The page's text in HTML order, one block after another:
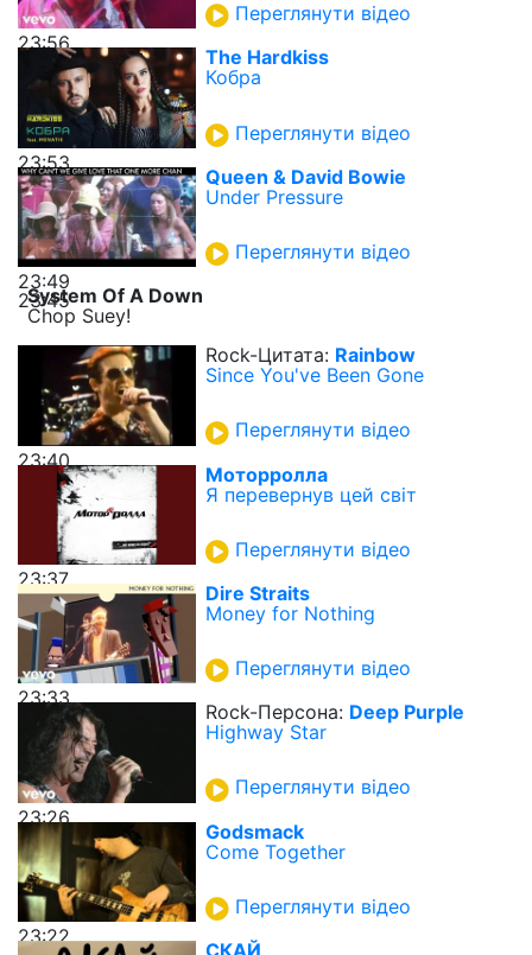
23:56
Переглянути відео
23:53
The Hardkiss
Кобра
Переглянути відео
23:49
Queen & David Bowie
Under Pressure
Переглянути відео
23:45
System Of A Down
Chop Suey!
23:40
Rock-Цитата: Rainbow
Since You've Been Gone
Переглянути відео
23:37
Моторролла
Я перевернув цей світ
Переглянути відео
23:33
Dire Straits
Money for Nothing
Переглянути відео
23:26
Rock-Персона: Deep Purple
Highway Star
Переглянути відео
23:22
Godsmack
Come Together
Переглянути відео
СКАЙ